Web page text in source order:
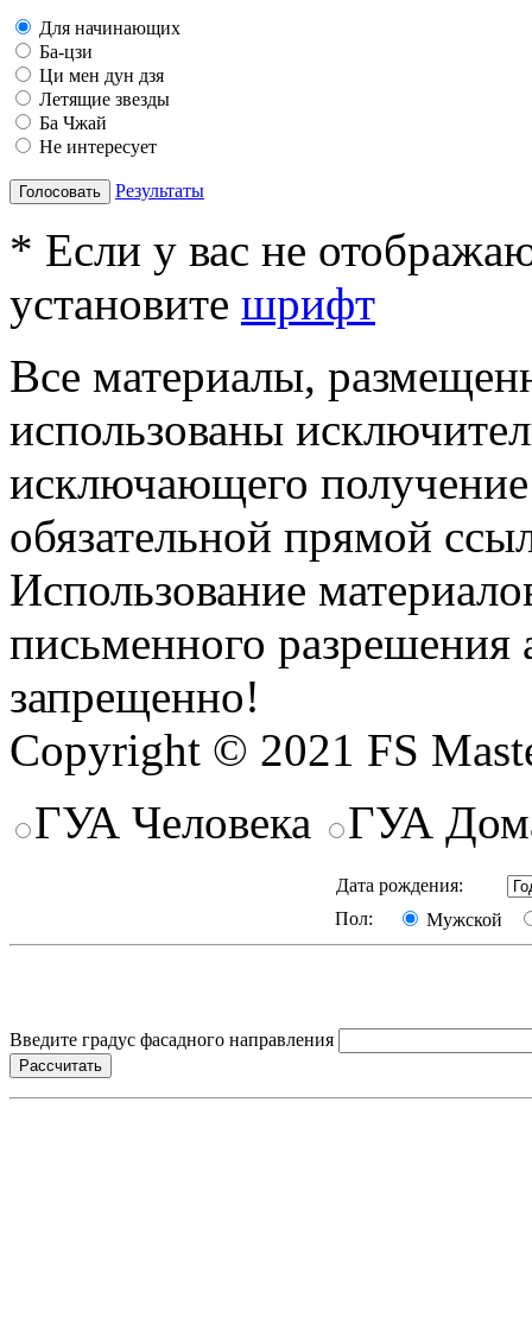
Для начинающих
Ба-цзи
Ци мен дун дзя
Летящие звезды
Ба Чжай
Не интересует
Голосовать Результаты
* Если у вас не
установите шрифт
Все материалы,
использованы
исключающего
обязательной прямой
Использование
письменного разрешения
запрещенно!
Copyright © 2021 FS
ГУА Человека
ГУА
Дата рождения:
Пол:
Мужской
Введите градус фасадного направления
Рассчитать